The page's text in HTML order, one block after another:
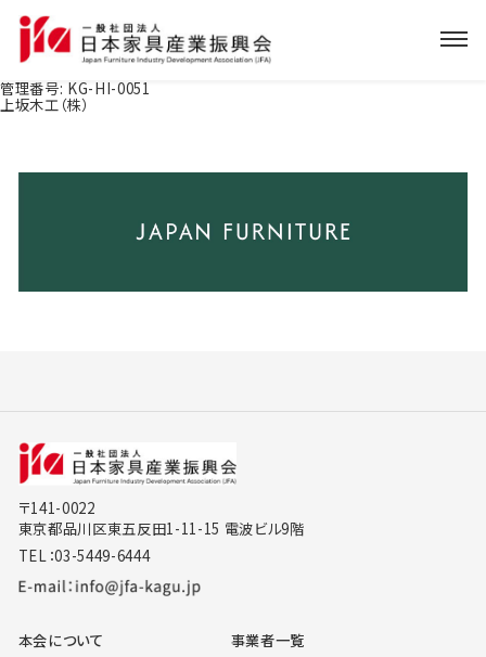
管理番号: KG-HI-0051
上坂木工（株）
〒141-0022
東京都品川区東五反田1-11-15 電波ビル9階
TEL：03-5449-6444
本会について
事業者一覧